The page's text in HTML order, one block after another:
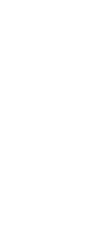
que pode ser
individual *prisma